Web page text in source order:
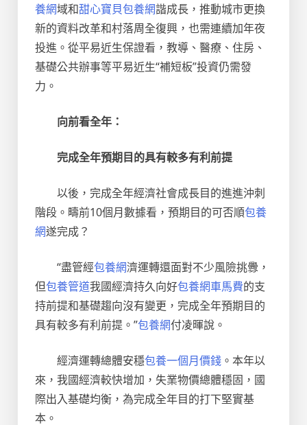
養網域和甜心寶貝包養網諧成長，推動城市更換
新的資料改革和村落周全復興，也需連續加年夜
投進。從平易近生保證看，教導、醫療、住房、
基礎公共辦事等平易近生“補短板”投資仍需發
力。
向前看全年：
完成全年預期目的具有較多有利前提
以後，完成全年經濟社會成長目的進進沖刺
階段。疇前10個月數據看，預期目的可否順包養
網遂完成？
“盡管經包養網濟運轉還面對不少風險挑釁，
但包養管道我國經濟持久向好包養網車馬費的支
持前提和基礎趨向沒有變更，完成全年預期目的
具有較多有利前提。”包養網付凌暉說。
經濟運轉總體安穩包養一個月價錢 。本年以
來，我國經濟較快增加，失業物價總體穩固，國
際出入基礎均衡，為完成全年目的打下堅實基
本。